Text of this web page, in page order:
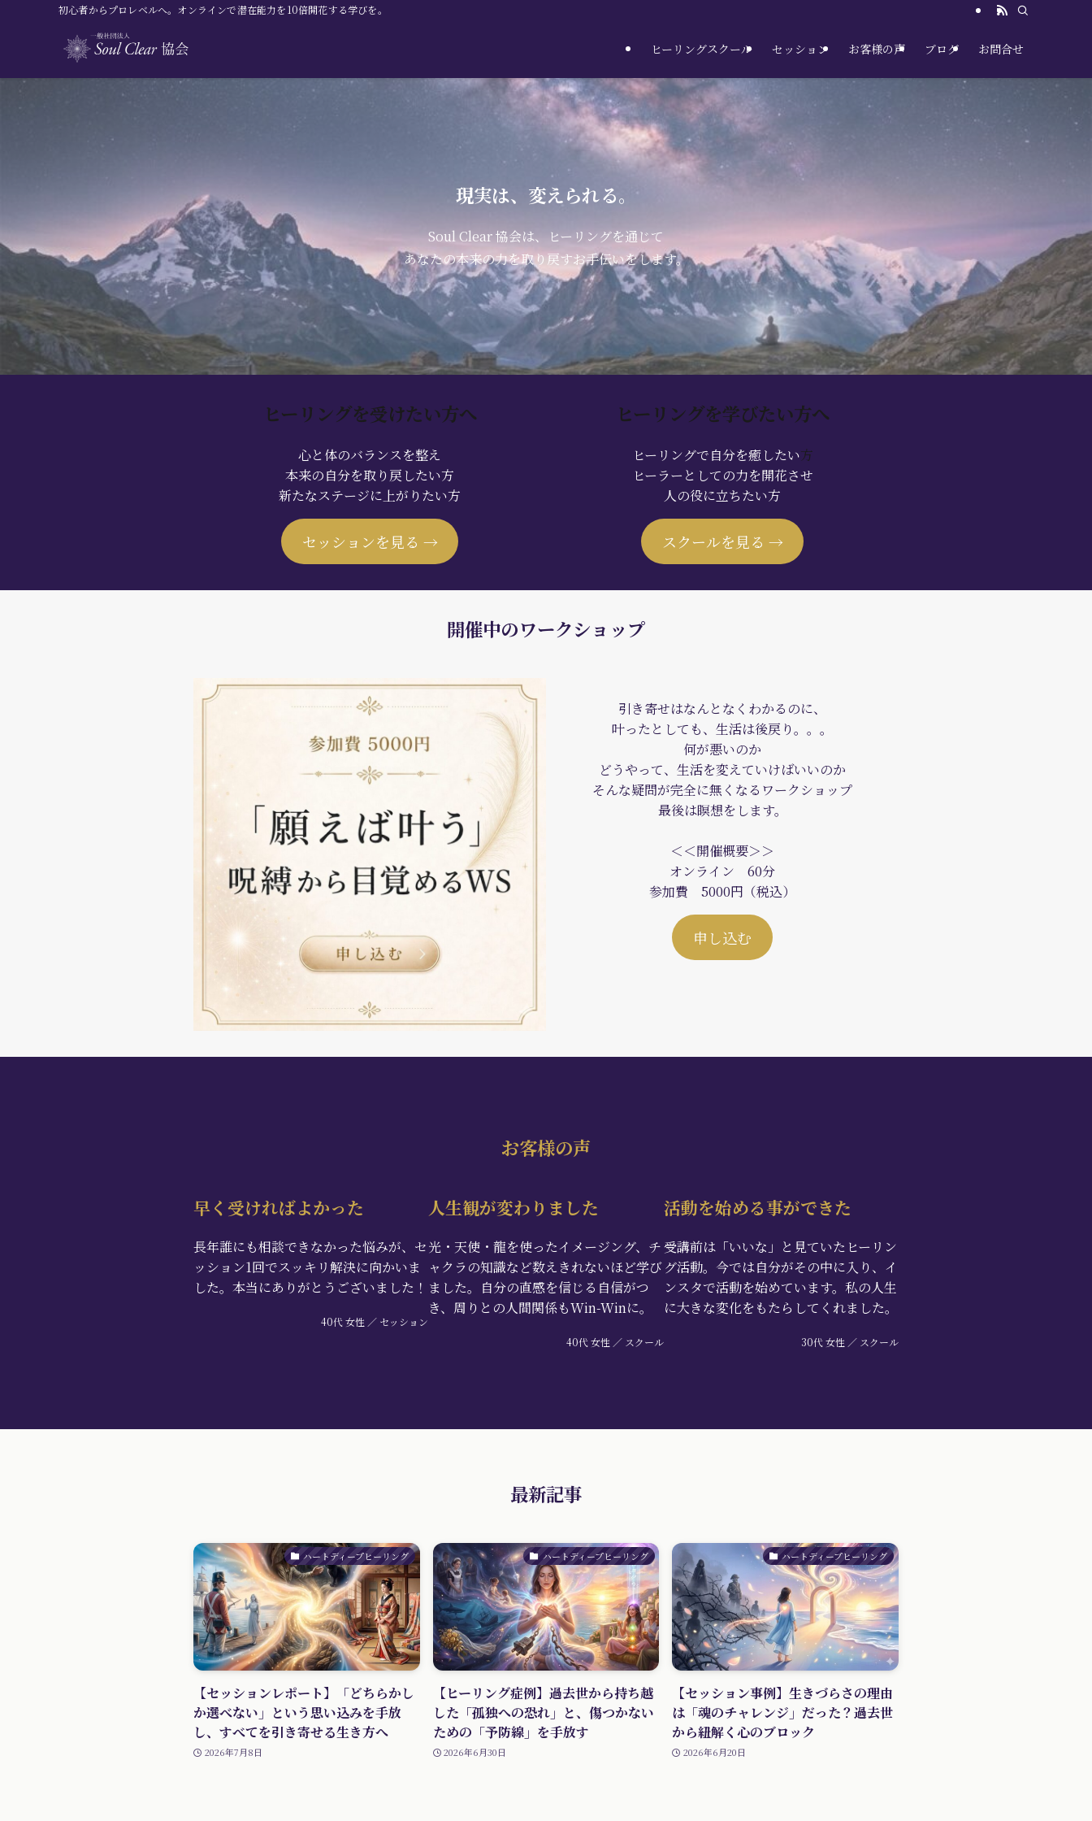
初心者からプロレベルへ。オンラインで潜在能力を10倍開花する学びを。
ヒーリングスクール セッション お客様の声 ブログ お問合せ
現実は、変えられる。
Soul Clear 協会は、ヒーリングを通じて
あなたの本来の力を取り戻すお手伝いをします。
ヒーリングを受けたい方へ
心と体のバランスを整え
本来の自分を取り戻したい方
新たなステージに上がりたい方
セッションを見る →
ヒーリングを学びたい方へ
ヒーリングで自分を癒したい方
ヒーラーとしての力を開花させ
人の役に立ちたい方
スクールを見る →
開催中のワークショップ
引き寄せはなんとなくわかるのに、
叶ったとしても、生活は後戻り。。。
何が悪いのか
どうやって、生活を変えていけばいいのか
そんな疑問が完全に無くなるワークショップ
最後は瞑想をします。
＜＜開催概要＞＞
オンライン 60分
参加費 5000円（税込）
申し込む
お客様の声
早く受ければよかった
長年誰にも相談できなかった悩みが、セ
ッション1回でスッキリ解決に向かいま
した。本当にありがとうございました！
40代 女性 ／ セッション
人生観が変わりました
光・天使・龍を使ったイメージング、チ
ャクラの知識など数えきれないほど学び
ました。自分の直感を信じる自信がつ
き、周りとの人間関係もWin-Winに。
40代 女性 ／ スクール
活動を始める事ができた
受講前は「いいな」と見ていたヒーリン
グ活動。今では自分がその中に入り、イ
ンスタで活動を始めています。私の人生
に大きな変化をもたらしてくれました。
30代 女性 ／ スクール
最新記事
ハートディープヒーリング
【セッションレポート】「どちらかし
か選べない」という思い込みを手放
し、すべてを引き寄せる生き方へ
2026年7月8日
ハートディープヒーリング
【ヒーリング症例】過去世から持ち越
した「孤独への恐れ」と、傷つかない
ための「予防線」を手放す
2026年6月30日
ハートディープヒーリング
【セッション事例】生きづらさの理由
は「魂のチャレンジ」だった？過去世
から紐解く心のブロック
2026年6月20日